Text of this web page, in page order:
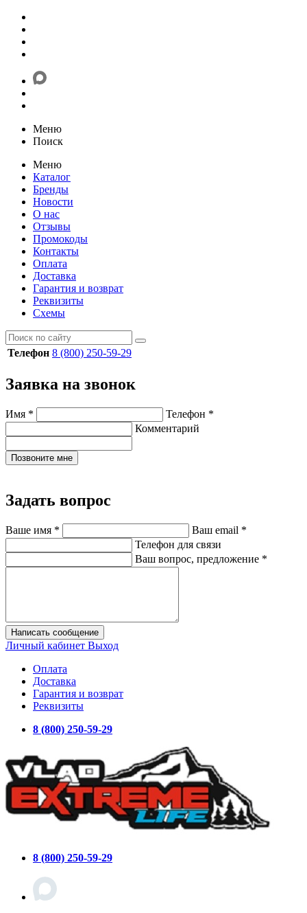
Меню
Поиск
Меню
Каталог
Бренды
Новости
О нас
Отзывы
Промокоды
Контакты
Оплата
Доставка
Гарантия и возврат
Реквизиты
Схемы
Телефон 8 (800) 250-59-29
Заявка на звонок
Имя * Телефон *
Комментарий
Позвоните мне
Задать вопрос
Ваше имя * Ваш email *
Телефон для связи
Ваш вопрос, предложение *
Написать сообщение
Личный кабинет Выход
Оплата
Доставка
Гарантия и возврат
Реквизиты
8 (800) 250-59-29
8 (800) 250-59-29